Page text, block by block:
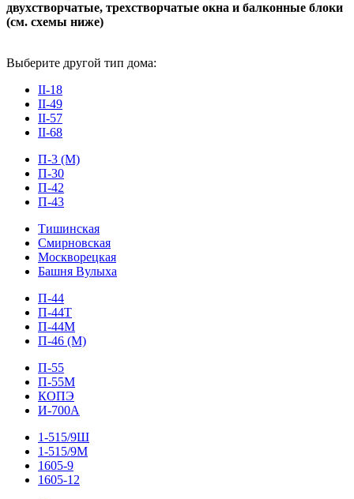
двухстворчатые, трехстворчатые окна и балконные блоки
(см. схемы ниже)
Выберите другой тип дома:
II-18
II-49
II-57
II-68
П-3 (М)
П-30
П-42
П-43
Тишинская
Смирновская
Москворецкая
Башня Вулыха
П-44
П-44Т
П-44М
П-46 (М)
П-55
П-55М
КОПЭ
И-700А
1-515/9Ш
1-515/9М
1605-9
1605-12